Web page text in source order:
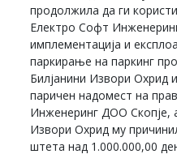
продолжила да ги
Електро Софт
имплементација и
паркирање на паркинг
Билјанини Извори Охрид
паричен надомест на
Инженеринг ДОО Скопје,
Извори Охрид му
штета над 1.000.000,00